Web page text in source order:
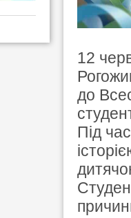
12
до
Під